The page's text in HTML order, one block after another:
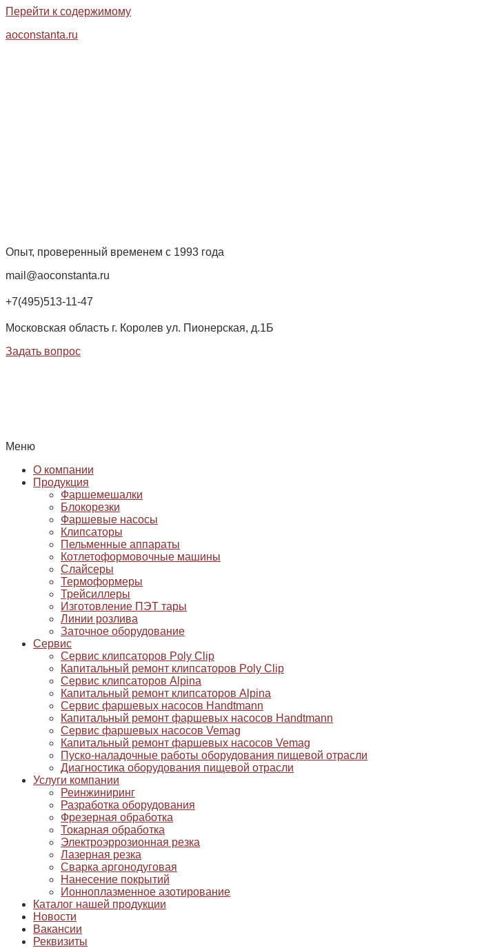
Перейти к содержимому
aoconstanta.ru
Опыт, проверенный временем с 1993 года
mail@aoconstanta.ru
+7(495)513-11-47
Московская область г. Королев ул. Пионерская, д.1Б
Задать вопрос
Меню
О компании
Продукция
Фаршемешалки
Блокорезки
Фаршевые насосы
Клипсаторы
Пельменные аппараты
Котлетоформовочные машины
Слайсеры
Термоформеры
Трейсиллеры
Изготовление ПЭТ тары
Линии розлива
Заточное оборудование
Сервис
Сервис клипсаторов Poly Clip
Капитальный ремонт клипсаторов Poly Clip
Сервис клипсаторов Alpina
Капитальный ремонт клипсаторов Alpina
Сервис фаршевых насосов Handtmann
Капитальный ремонт фаршевых насосов Handtmann
Сервис фаршевых насосов Vemag
Капитальный ремонт фаршевых насосов Vemag
Пуско-наладочные работы оборудования пищевой отрасли
Диагностика оборудования пищевой отрасли
Услуги компании
Реинжиниринг
Разработка оборудования
Фрезерная обработка
Токарная обработка
Электроэррозионная резка
Лазерная резка
Сварка аргонодуговая
Нанесение покрытий
Ионноплазменное азотирование
Каталог нашей продукции
Новости
Вакансии
Реквизиты